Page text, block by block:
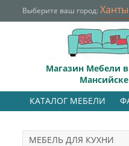
Выберите ваш город:
Магазин Мебели
Мансийске
КАТАЛОГ МЕБЕЛИ
МЕБЕЛЬ ДЛЯ КУХНИ